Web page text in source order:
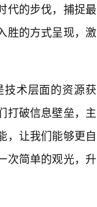
代的步伐，捕捉最
胜的方式呈现，激
技术层面的资源获
打破信息壁垒，主
，让我们能够更自
次简单的观光，升